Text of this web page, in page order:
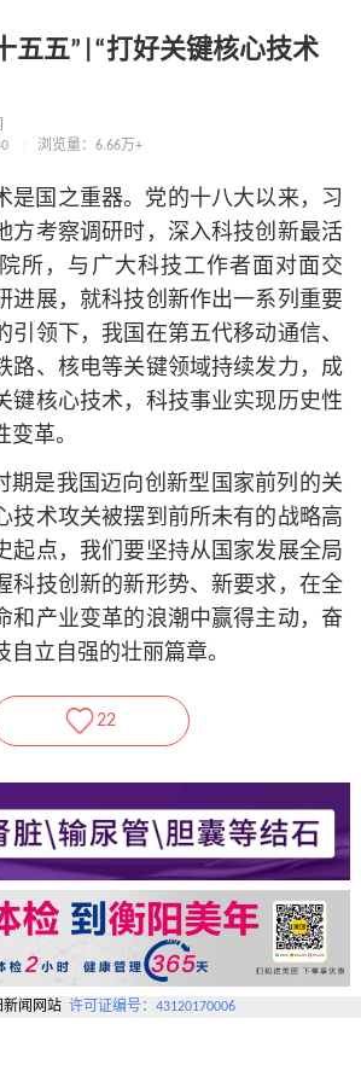
五五”|“打好关键核心技术
浏览量：6.66万+
是国之重器。党的十八大以来，习
方考察调研时，深入科技创新最活
所，与广大科技工作者面对面交
进展，就科技创新作出一系列重要
引领下，我国在第五代移动通信、
路、核电等关键领域持续发力，成
键核心技术，科技事业实现历史性
革。
是我国迈向创新型国家前列的关
技术攻关被摆到前所未有的战略高
起点，我们要坚持从国家发展全局
科技创新的新形势、新要求，在全
和产业变革的浪潮中赢得主动，奋
自立自强的壮丽篇章。
22
新闻网站 许可证编号：43120170006